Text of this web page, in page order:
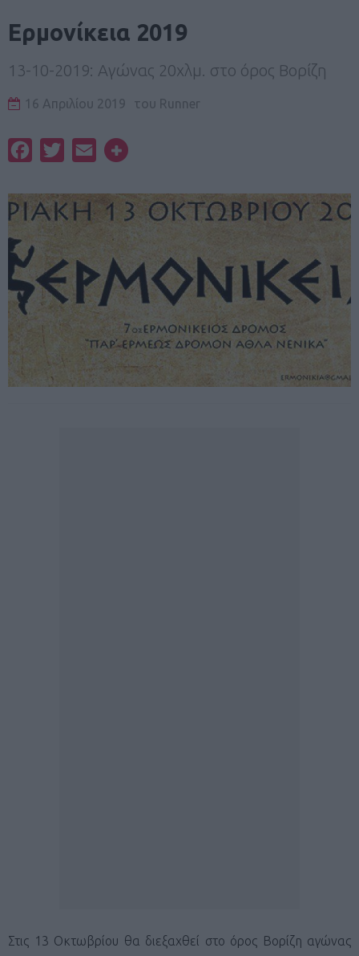
Ερμονίκεια 2019
13-10-2019: Αγώνας 20χλμ. στο όρος Βορίζη
16 Απριλίου 2019 του Runner
FacebookTwitterEmail
Στις 13 Οκτωβρίου θα διεξαχθεί στο όρος Βορίζη αγώνας